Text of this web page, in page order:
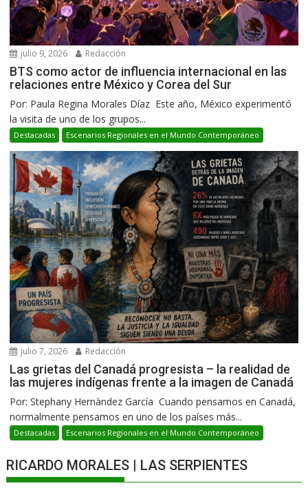
julio 9, 2026 Redacción
BTS como actor de influencia internacional en las
relaciones entre México y Corea del Sur
Por: Paula Regina Morales Díaz Este año, México experimentó
la visita de uno de los grupos...
Destacadas Escenarios Regionales en el Mundo Contemporáneo
julio 7, 2026 Redacción
Las grietas del Canadá progresista – la realidad de
las mujeres indígenas frente a la imagen de Canadá
Por: Stephany Hernàndez García Cuando pensamos en Canadá,
normalmente pensamos en uno de los países más...
Destacadas Escenarios Regionales en el Mundo Contemporáneo
RICARDO MORALES | LAS SERPIENTES